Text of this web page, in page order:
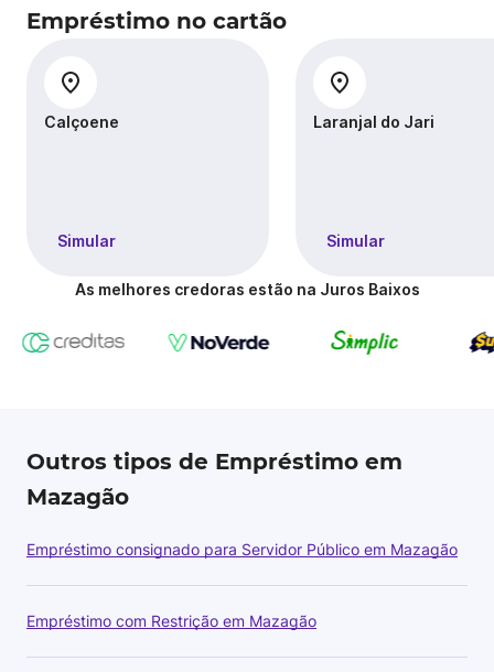
Empréstimo no cartão
Calçoene
Simular
Laranjal do Jari
Simular
As melhores credoras estão na Juros Baixos
Outros tipos de Empréstimo em
Mazagão
Empréstimo consignado para Servidor Público em Mazagão
Empréstimo com Restrição em Mazagão